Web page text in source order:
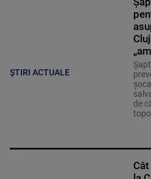
ȘTIRI ACTUALE
de